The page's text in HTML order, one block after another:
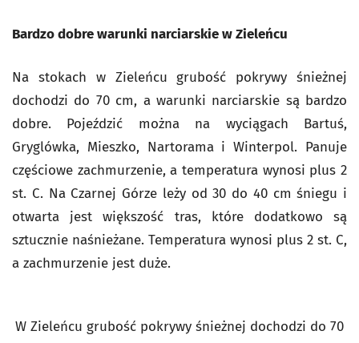
Bardzo dobre warunki narciarskie w Zieleńcu
Na stokach w Zieleńcu grubość pokrywy śnieżnej
dochodzi do 70 cm, a warunki narciarskie są bardzo
dobre. Pojeździć można na wyciągach Bartuś,
Gryglówka, Mieszko, Nartorama i Winterpol. Panuje
częściowe zachmurzenie, a temperatura wynosi plus 2
st. C. Na Czarnej Górze leży od 30 do 40 cm śniegu i
otwarta jest większość tras, które dodatkowo są
sztucznie naśnieżane. Temperatura wynosi plus 2 st. C,
a zachmurzenie jest duże.
W Zieleńcu grubość pokrywy śnieżnej dochodzi do 70